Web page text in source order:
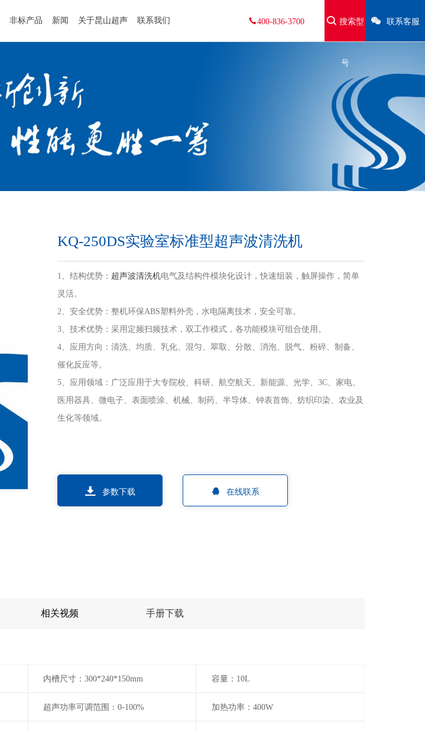
400-836-3700 搜索型
号
联系客服
非标产品 新闻 关于昆山超声 联系我们
KQ-250DS实验室标准型超声波清洗机
1、结构优势： 超声波清洗机电气及结构件模块化设计，快速组装，触屏操作，简单
灵活。
2、安全优势：整机环保ABS塑料外壳，水电隔离技术，安全可靠。
3、技术优势：采用定频扫频技术，双工作模式，各功能模块可组合使用。
4、应用方向：清洗、均质、乳化、混匀、翠取、分散、消泡、脱气、粉碎、制备、
催化反应等。
5、应用领域：广泛应用于大专院校、科研、航空航天、新能源、光学、3C、家电、
医用器具、微电子、表面喷涂、机械、制药、半导体、钟表首饰、纺织印染、农业及
生化等领域。
参数下载 在线联系
相关视频 手册下载
内槽尺寸：300*240*150mm 容量：10L
超声功率可调范围：0-100% 加热功率：400W